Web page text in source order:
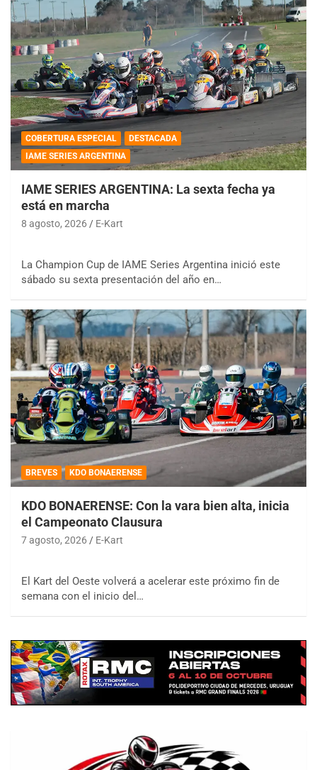
COBERTURA ESPECIAL
DESTACADA
IAME SERIES ARGENTINA
IAME SERIES ARGENTINA: La sexta fecha ya
está en marcha
8 agosto, 2026 E-Kart
La Champion Cup de IAME Series Argentina inició este
sábado su sexta presentación del año en…
BREVES KDO BONAERENSE
KDO BONAERENSE: Con la vara bien alta, inicia
el Campeonato Clausura
7 agosto, 2026 E-Kart
El Kart del Oeste volverá a acelerar este próximo fin de
semana con el inicio del…